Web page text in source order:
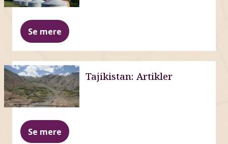
Se mere
Tajikistan: Artikler
Se mere